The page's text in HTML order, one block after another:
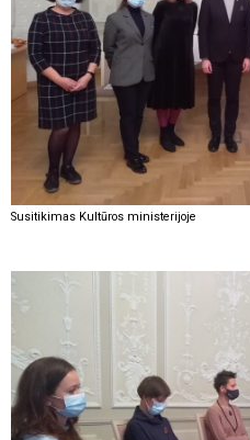
Susitikimas Kultūros ministerijoje